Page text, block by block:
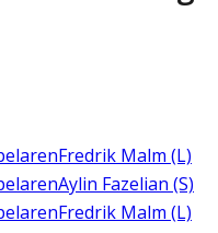
Fredrik Malm (L)
Aylin Fazelian (S)
Fredrik Malm (L)